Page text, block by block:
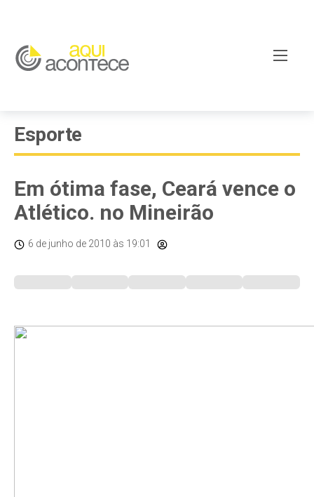
Esporte
Em ótima fase, Ceará vence o
Atlético. no Mineirão
6 de junho de 2010 às 19:01